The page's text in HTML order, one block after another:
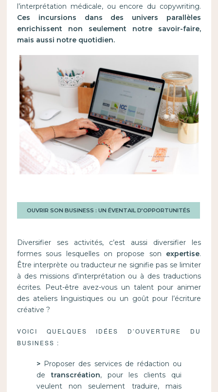
l’interprétation médicale, ou encore du copywriting.
Ces incursions dans des univers parallèles
enrichissent non seulement notre savoir-faire,
mais aussi notre quotidien.
OUVRIR SON BUSINESS : UN ÉVENTAIL D’OPPORTUNITÉS
Diversifier ses activités, c’est aussi diversifier les
formes sous lesquelles on propose son expertise.
Être interprète ou traducteur ne signifie pas se limiter
à des missions d’interprétation ou à des traductions
écrites. Peut-être avez-vous un talent pour animer
des ateliers linguistiques ou un goût pour l’écriture
créative ?
VOICI QUELQUES IDÉES D’OUVERTURE DU
BUSINESS :
> Proposer des services de rédaction ou
de transcréation, pour les clients qui
veulent non seulement traduire, mais